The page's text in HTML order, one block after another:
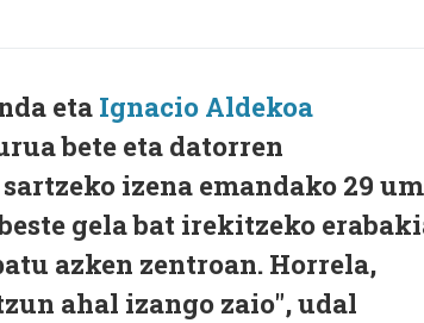
eta Ignacio Aldekoa
bete eta datorren
izena emandako 29
gela bat irekitzeko
azken zentroan. Horrela,
ahal izango zaio", udal